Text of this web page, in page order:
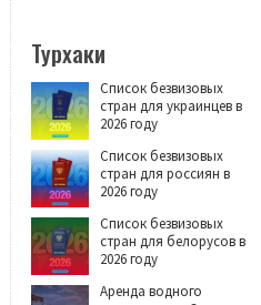
Турхаки
Список безвизовых
стран для украинцев в
2026 году
Список безвизовых
стран для россиян в
2026 году
Список безвизовых
стран для белорусов в
2026 году
Аренда водного